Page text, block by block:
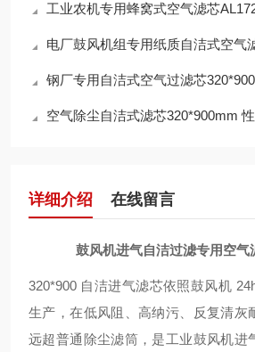
工业农机专用蜂窝式空气滤芯
电厂鼓风机组专用纸质自洁式空气滤
钢厂专用自洁式空气过滤芯
空气除尘自洁式滤芯320*900mm
详细介绍 在线留言
鼓风机进气自洁过滤专用空气
320*900 自洁进气滤芯依照鼓风机
生产，在低风阻、高纳污、反复清灰
远超普通除尘滤筒，是工业鼓风机进